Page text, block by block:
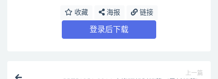
收藏 海报 链接
登录后下载
上一篇